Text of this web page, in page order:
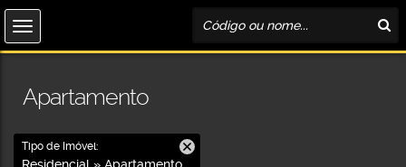
Apartamento
Tipo de Imóvel: